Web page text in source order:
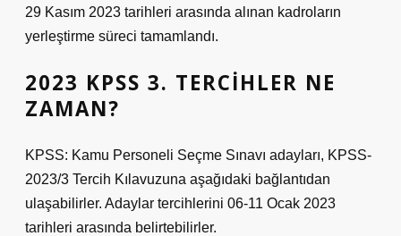
29 Kasım 2023 tarihleri ​​arasında alınan kadroların
yerleştirme süreci tamamlandı.
2023 KPSS 3. TERCIHLER NE
ZAMAN?
KPSS: Kamu Personeli Seçme Sınavı adayları, KPSS-
2023/3 Tercih Kılavuzuna aşağıdaki bağlantıdan
ulaşabilirler. Adaylar tercihlerini 06-11 Ocak 2023
tarihleri ​​arasında belirtebilirler.